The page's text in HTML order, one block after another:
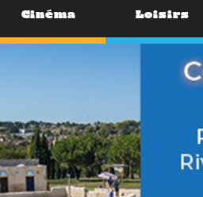
Cinéma Loisirs